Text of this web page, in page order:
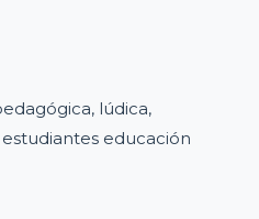
lúdica,
educación